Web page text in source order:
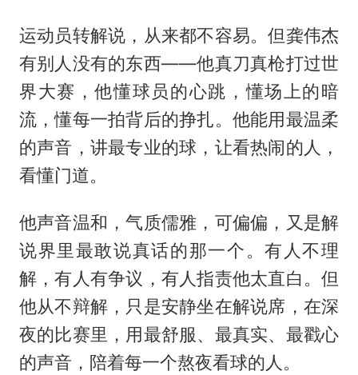
运动员转解说，从来都不容易。但龚伟杰
有别人没有的东西——他真刀真枪打过世
界大赛，他懂球员的心跳，懂场上的暗
流，懂每一拍背后的挣扎。他能用最温柔
的声音，讲最专业的球，让看热闹的人，
看懂门道。
他声音温和，气质儒雅，可偏偏，又是解
说界里最敢说真话的那一个。有人不理
解，有人有争议，有人指责他太直白。但
他从不辩解，只是安静坐在解说席，在深
夜的比赛里，用最舒服、最真实、最戳心
的声音，陪着每一个熬夜看球的人。